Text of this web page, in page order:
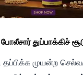
துப்பாக்கிச்
முயன்ற